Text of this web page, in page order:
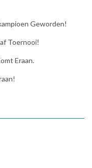
Geworden!
Toernooi!
Eraan.